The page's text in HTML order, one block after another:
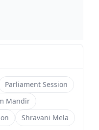
Parliament Session
Mandir
Shravani Mela